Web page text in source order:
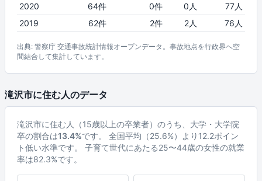
2020
64件 0件 0人
77人
2019
62件 2件 2人 76人
出典: 警察庁 交通事故統計情報オープンデータ。事故地点を行政界へ空
間結合して集計しています。
滝沢市に住む人のデータ
滝沢市に住む人（15歳以上の卒業者）のうち、大学・大学院
卒の割合は13.4%です。 全国平均（25.6%）より12.2ポイン
ト低い水準です。 子育て世代にあたる25〜44歳の女性の就業
率は82.3%です。